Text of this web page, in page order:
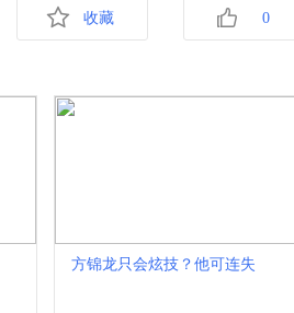
0
收藏
方锦龙只会炫技？他可连失